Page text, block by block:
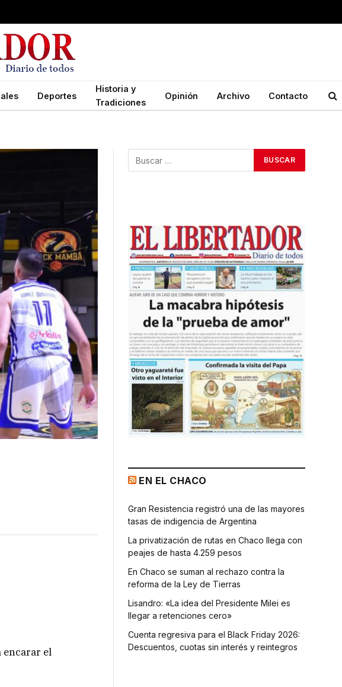
Deportes
Historia y
Tradiciones
Opinión Archivo Contacto
encarar el
EN EL CHACO
Gran Resistencia registró una de las mayores
tasas de indigencia de Argentina
La privatización de rutas en Chaco llega con
peajes de hasta 4.259 pesos
En Chaco se suman al rechazo contra la
reforma de la Ley de Tierras
Lisandro: «La idea del Presidente Milei es
llegar a retenciones cero»
Cuenta regresiva para el Black Friday 2026:
Descuentos, cuotas sin interés y reintegros